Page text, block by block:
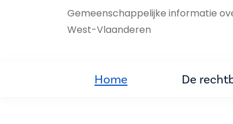
Gemeenschappelijke informatie
West-Vlaanderen
Home De